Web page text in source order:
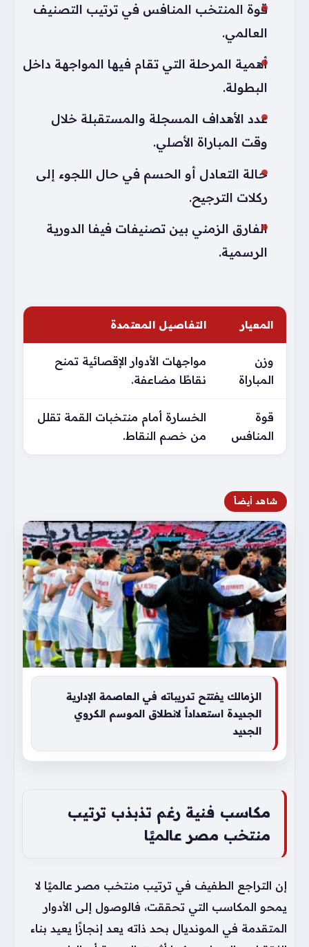
قوة المنتخب المنافس في ترتيب التصنيف
العالمي.
أهمية المرحلة التي تقام فيها المواجهة داخل
البطولة.
عدد الأهداف المسجلة والمستقبلة خلال
وقت المباراة الأصلي.
حالة التعادل أو الحسم في حال اللجوء إلى
ركلات الترجيح.
الفارق الزمني بين تصنيفات فيفا الدورية
الرسمية.
المعيار التفاصيل المعتمدة
وزن
المباراة
مواجهات الأدوار الإقصائية تمنح
نقاطًا مضاعفة.
قوة
المنافس
الخسارة أمام منتخبات القمة تقلل
من خصم النقاط.
شاهد أيضاً
الزمالك يفتتح تدريباته في العاصمة الإدارية
الجديدة استعداداً لانطلاق الموسم الكروي
الجديد
مكاسب فنية رغم تذبذب ترتيب
منتخب مصر عالميًا
إن التراجع الطفيف في ترتيب منتخب مصر عالميًا لا
يمحو المكاسب التي تحققت، فالوصول إلى الأدوار
المتقدمة في المونديال بحد ذاته يعد إنجازًا يعيد بناء